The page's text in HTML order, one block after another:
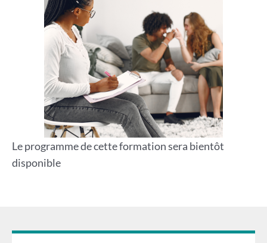
Le programme de cette formation sera bientôt
disponible